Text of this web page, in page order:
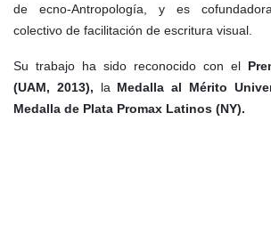
de ecno-Antropología, y es
colectivo de facilitación de escritura visual.
Su trabajo ha sido reconocido con el
(UAM, 2013), la Medalla al Mérito
Medalla de Plata Promax Latinos (NY).